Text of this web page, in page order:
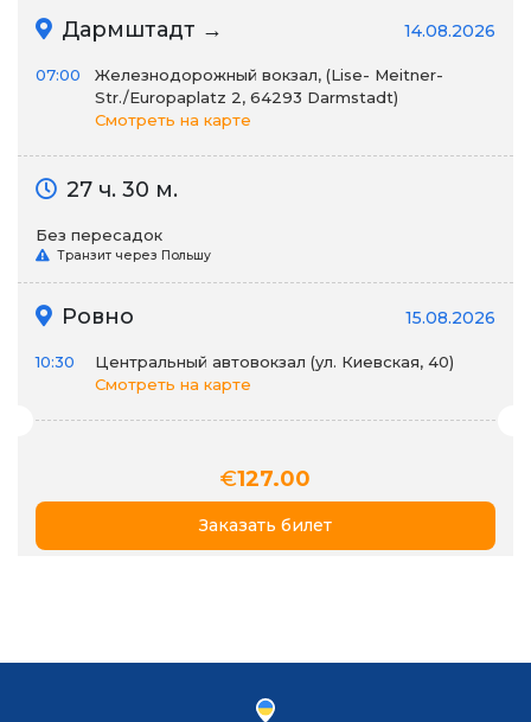
Дармштадт → 14.08.2026
07:00
Железнодорожный вокзал, (Lise- Meitner-
Str./Europaplatz 2, 64293 Darmstadt)
Смотреть на карте
27 ч. 30 м.
Без пересадок
Транзит через Польшу
Ровно 15.08.2026
10:30
Центральный автовокзал (ул. Киевская, 40)
Смотреть на карте
€127.00
Заказать билет